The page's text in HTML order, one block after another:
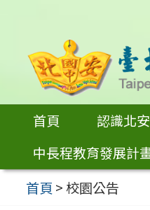
內
首頁 認識北安
中長程教育發展計
首頁 >校園公告